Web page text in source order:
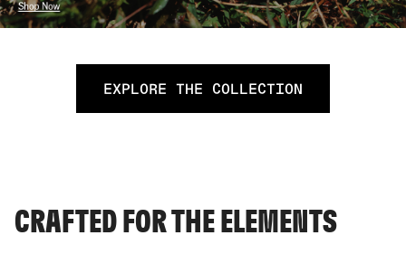
EXPLORE THE COLLECTION
CRAFTED FOR THE ELEMENTS